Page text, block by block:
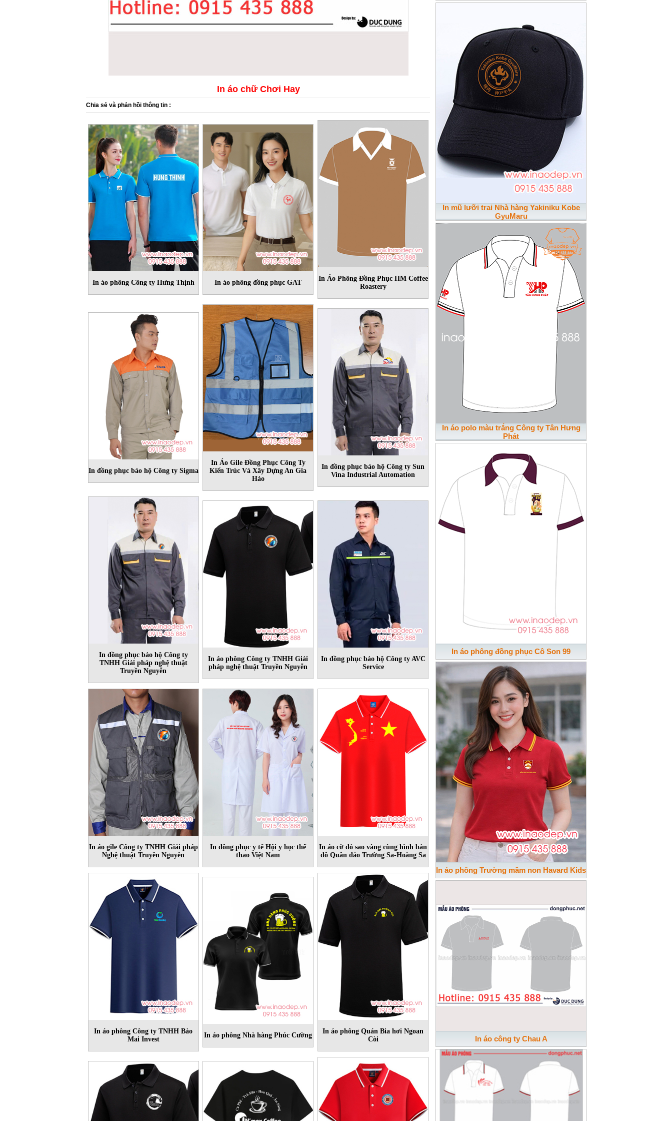
In áo chữ Chơi Hay
Chia sẻ và phản hồi thông tin :
In áo phông Công ty Hưng Thịnh In áo phông đồng phục GAT
In Áo Phông Đồng Phục HM Coffee
Roastery
In đồng phục bảo hộ Công ty Sigma
In Áo Gile Đồng Phục Công Ty
Kiến Trúc Và Xây Dựng An Gia
Hảo
In đồng phục bảo hộ Công ty Sun
Vina Industrial Automation
In đồng phục bảo hộ Công ty
TNHH Giải pháp nghệ thuật
Truyền Nguyễn
In áo phông Công ty TNHH Giải
pháp nghệ thuật Truyền Nguyễn
In đồng phục bảo hộ Công ty AVC
Service
In áo gile Công ty TNHH Giải pháp
Nghệ thuật Truyền Nguyễn
In đồng phục y tế Hội y học thể
thao Việt Nam
In áo cờ đỏ sao vàng cùng hình bản
đồ Quần đảo Trường Sa-Hoàng Sa
In áo phông Công ty TNHH Bảo
Mai Invest
In áo phông Nhà hàng Phúc Cường
In áo phông Quán Bia hơi Ngoan
Còi
In mũ lưỡi trai Nhà hàng Yakiniku Kobe
GyuMaru
In áo polo màu trắng Công ty Tân Hưng
Phát
In áo phông đồng phục Cô Son 99
In áo phông Trường mầm non Havard Kids
In áo công ty Chau A